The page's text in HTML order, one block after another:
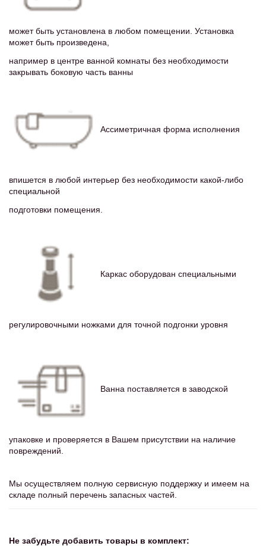
может быть установлена в любом помещении. Установка
может быть произведена,
например в центре ванной комнаты без необходимости
закрывать боковую часть ванны
Ассиметричная форма исполнения
впишется в любой интерьер без необходимости какой-либо
специальной
подготовки помещения.
Каркас оборудован специальными
регулировочными ножками для точной подгонки уровня
Ванна поставляется в заводской
упаковке и проверяется в Вашем присутствии на наличие
повреждений.
Мы осуществляем полную сервисную поддержку и имеем на
складе полный перечень запасных частей.
Не забудьте добавить товары в комплект: